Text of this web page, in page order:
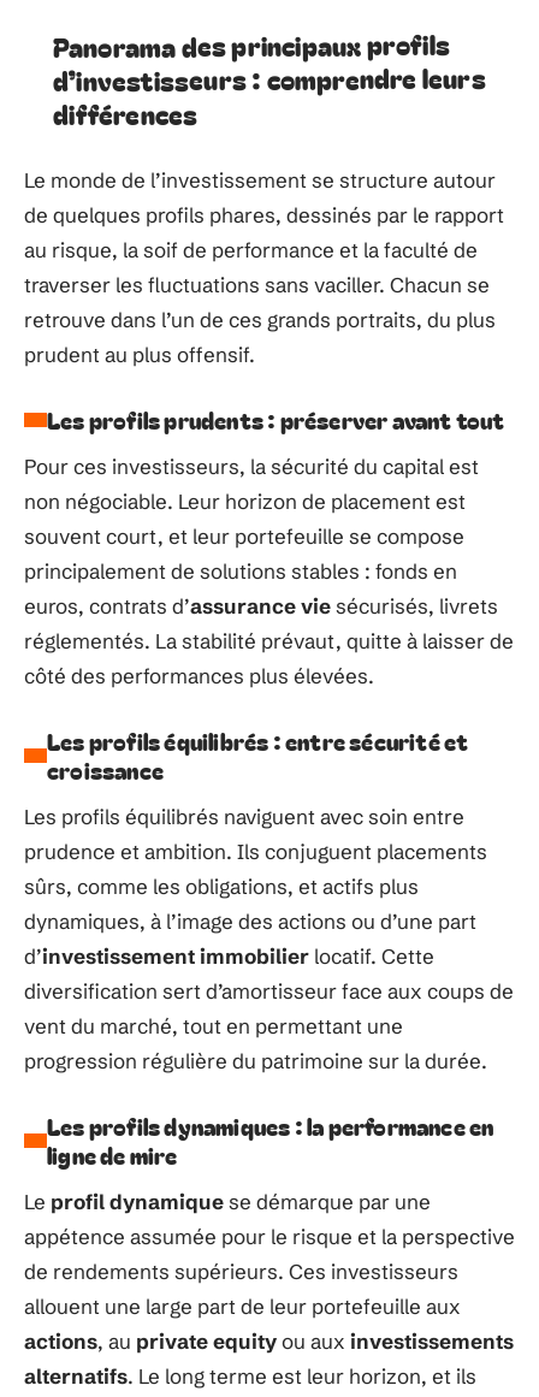
Panorama des principaux profils
d’investisseurs : comprendre leurs
différences
Le monde de l’investissement se structure autour
de quelques profils phares, dessinés par le rapport
au risque, la soif de performance et la faculté de
traverser les fluctuations sans vaciller. Chacun se
retrouve dans l’un de ces grands portraits, du plus
prudent au plus offensif.
Les profils prudents : préserver avant tout
Pour ces investisseurs, la sécurité du capital est
non négociable. Leur horizon de placement est
souvent court, et leur portefeuille se compose
principalement de solutions stables : fonds en
euros, contrats d’assurance viesécurisés, livrets
réglementés. La stabilité prévaut, quitte à laisser de
côté des performances plus élevées.
Les profils équilibrés : entre sécurité et
croissance
Les profils équilibrés naviguent avec soin entre
prudence et ambition. Ils conjuguent placements
sûrs, comme les obligations, et actifs plus
dynamiques, à l’image des actions ou d’une part
d’investissement immobilier locatif. Cette
diversification sert d’amortisseur face aux coups de
vent du marché, tout en permettant une
progression régulière du patrimoine sur la durée.
Les profils dynamiques : la performance en
ligne de mire
Le profil dynamiquese démarque par une
appétence assumée pour le risque et la perspective
de rendements supérieurs. Ces investisseurs
allouent une large part de leur portefeuille aux
actions, au private equityou aux investissements
alternatifs. Le long terme est leur horizon, et ils